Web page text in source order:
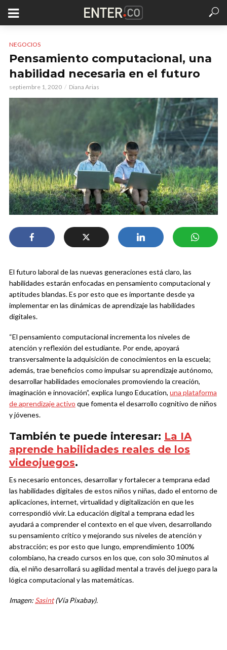
NEGOCIOS
Pensamiento computacional, una
habilidad necesaria en el futuro
septiembre 1, 2020 Diana Arias
El futuro laboral de las nuevas generaciones está claro, las
habilidades estarán enfocadas en pensamiento computacional y
aptitudes blandas. Es por esto que es importante desde ya
implementar en las dinámicas de aprendizaje las habilidades
digitales.
“El pensamiento computacional incrementa los niveles de
atención y reflexión del estudiante. Por ende, apoyará
transversalmente la adquisición de conocimientos en la escuela;
además, trae beneficios como impulsar su aprendizaje autónomo,
desarrollar habilidades emocionales promoviendo la creación,
imaginación e innovación”, explica Iungo Education, una plataforma
de aprendizaje activo quefomenta el desarrollo cognitivo de niños
y jóvenes.
También te puede interesar: La IA
aprende habilidades reales de los
videojuegos.
Es necesario entonces, desarrollar y fortalecer a temprana edad
las habilidades digitales de estos niños y niñas, dado el entorno de
aplicaciones, internet, virtualidad y digitalización en que les
correspondió vivir. La educación digital a temprana edad les
ayudará a comprender el contexto en el que viven, desarrollando
su pensamiento crítico y mejorando sus niveles de atención y
abstracción; es por esto que Iungo, emprendimiento 100%
colombiano, ha creado cursos en los que, con solo 30 minutos al
día, el niño desarrollará su agilidad mental a través del juego para la
lógica computacional y las matemáticas.
Imagen: Sasint(Vía Pixabay).